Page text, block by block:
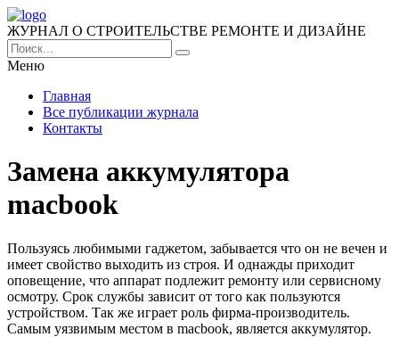
ЖУРНАЛ О СТРОИТЕЛЬСТВЕ РЕМОНТЕ И ДИЗАЙНЕ
Меню
Главная
Все публикации журнала
Контакты
Замена аккумулятора
macbook
Пользуясь любимыми гаджетом, забывается что он не вечен и
имеет свойство выходить из строя. И однажды приходит
оповещение, что аппарат подлежит ремонту или сервисному
осмотру. Срок службы зависит от того как пользуются
устройством. Так же играет роль фирма-производитель.
Самым уязвимым местом в macbook, является аккумулятор.